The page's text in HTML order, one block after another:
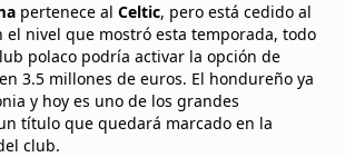
pertenece al Celtic, pero está cedido al
el nivel que mostró esta temporada, todo
polaco podría activar la opción de
3.5 millones de euros. El hondureño ya
y hoy es uno de los grandes
título que quedará marcado en la
club.